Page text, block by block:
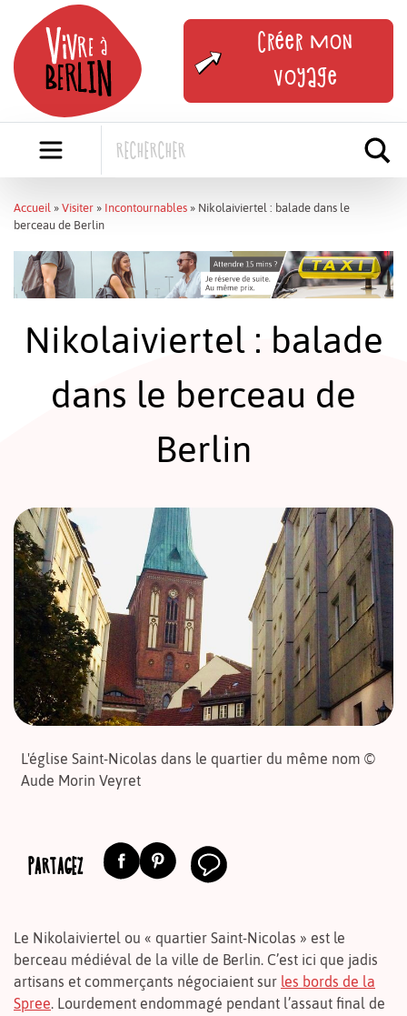
content
Créer mon
voyage
Accueil » Visiter » Incontournables » Nikolaiviertel : balade dans le
berceau de Berlin
Nikolaiviertel : balade
dans le berceau de
Berlin
L'église Saint-Nicolas dans le quartier du même nom ©
Aude Morin Veyret
PARTAGEZ
Le Nikolaiviertel ou « quartier Saint-Nicolas » est le
berceau médiéval de la ville de Berlin. C’est ici que jadis
artisans et commerçants négociaient sur les bords de la
Spree. Lourdement endommagé pendant l’assaut final de